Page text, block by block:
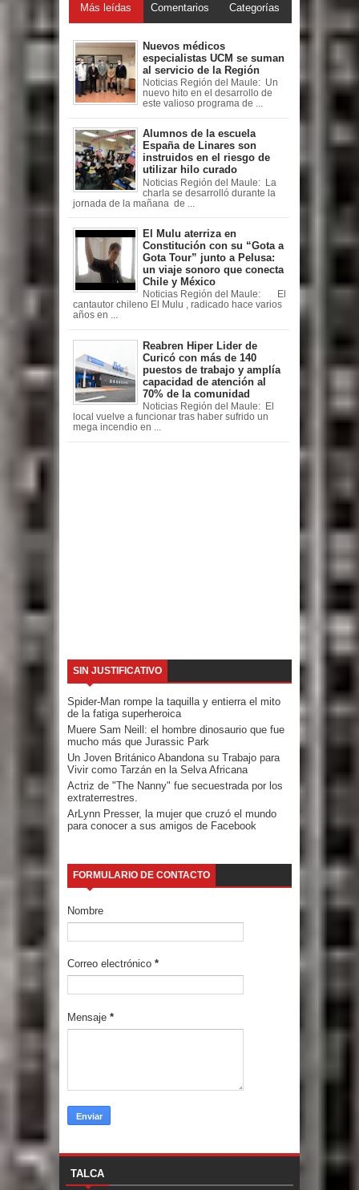
Más leídas Comentarios Categorías
Nuevos médicos
especialistas UCM se suman
al servicio de la Región
Noticias Región del Maule: Un
nuevo hito en el desarrollo de
este valioso programa de ...
Alumnos de la escuela
España de Linares son
instruidos en el riesgo de
utilizar hilo curado
Noticias Región del Maule: La
charla se desarrolló durante la
jornada de la mañana de ...
El Mulu aterriza en
Constitución con su “Gota a
Gota Tour” junto a Pelusa:
un viaje sonoro que conecta
Chile y México
Noticias Región del Maule: El
cantautor chileno El Mulu , radicado hace varios
años en ...
Reabren Hiper Lider de
Curicó con más de 140
puestos de trabajo y amplía
capacidad de atención al
70% de la comunidad
Noticias Región del Maule: El
local vuelve a funcionar tras haber sufrido un
mega incendio en ...
SIN JUSTIFICATIVO
Spider-Man rompe la taquilla y entierra el mito
de la fatiga superheroica
Muere Sam Neill: el hombre dinosaurio que fue
mucho más que Jurassic Park
Un Joven Británico Abandona su Trabajo para
Vivir como Tarzán en la Selva Africana
Actriz de "The Nanny" fue secuestrada por los
extraterrestres.
ArLynn Presser, la mujer que cruzó el mundo
para conocer a sus amigos de Facebook
FORMULARIO DE CONTACTO
Nombre
Correo electrónico *
Mensaje *
TALCA